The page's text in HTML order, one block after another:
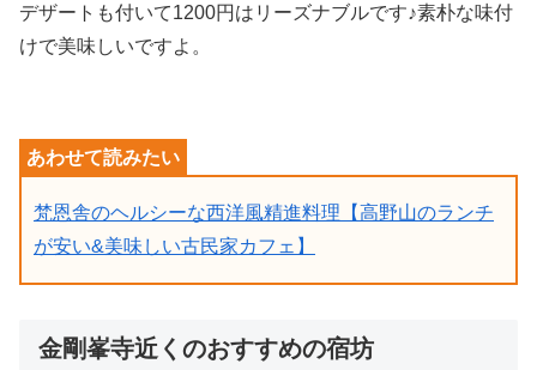
デザートも付いて1200円はリーズナブルです♪素朴な味付
けで美味しいですよ。
梵恩舎のヘルシーな西洋風精進料理【高野山のランチ
が安い&美味しい古民家カフェ】
金剛峯寺近くのおすすめの宿坊